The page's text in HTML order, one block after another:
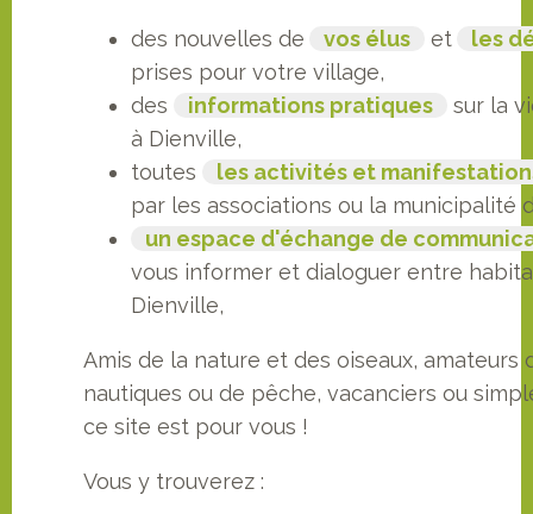
des nouvelles de vos élus et
les
prises pour votre village,
des
informations pratiques
sur la
à Dienville,
toutes
les activités et
par les associations ou la municipalité
un espace d'échange de
vous informer et dialoguer entre
Dienville,
Amis de la nature et des oiseaux, amateurs
nautiques ou de pêche, vacanciers ou
ce site est pour vous !
Vous y trouverez :